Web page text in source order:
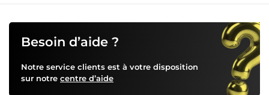
Besoin d’aide ?
Notre service clients est à votre disposition
sur notre centre d’aide